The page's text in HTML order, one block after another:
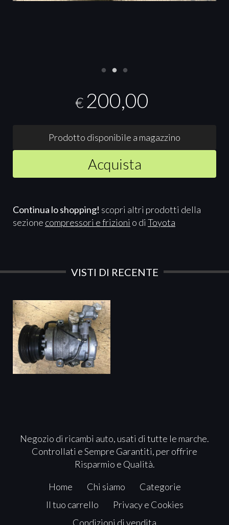
€ 200,00
Prodotto disponibile a magazzino
Acquista
Continua lo shopping! scopri altri prodotti della
sezione compressori e frizioni o di Toyota
VISTI DI RECENTE
Negozio di ricambi auto, usati di tutte le marche.
Controllati e Sempre Garantiti, per offrire
Risparmio e Qualità.
Home Chi siamo
Categorie
Il tuo carrello
Privacy e Cookies
Condizioni di vendita